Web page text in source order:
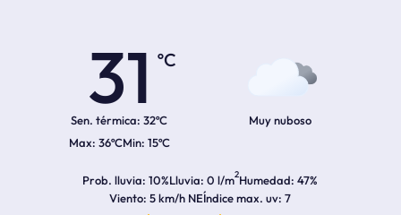
31
ºC
Sen. térmica: 32ºC
36ºC 15ºC
Muy nuboso
Prob. lluvia 10%Lluvia 0 l/m2Humedad 47%
Viento 5 km/h NEÍndice max. uv 7